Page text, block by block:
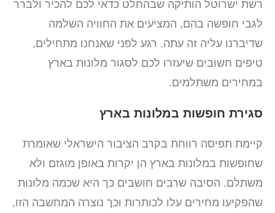
רשת ישרוטל הותיקה שבהחלט כדאי לכם להכיר ולברר
לגבי חופשה בהם, המציעים את החוויה השלמה
שדיברנו עליה זה עתה. רגע לפני שאנחנו מתחילים,
טיפים חשובים שיעזרו לכם לסגור מלונות בארץ
במחירים משתלמים.
סגירת חופשות במלונות בארץ
קיימת תפיסה רווחת בקרב הציבור הישראלי שאומרת
שחופשות במלונות בארץ הן יקרות באופן מוגזם ולא
משתלם. הסיבה שרבים חושבים כך היא שכמה מלונות
שהפקיעו מחירים עלו לכותרות וכך נוצרה המחשבה הזו,